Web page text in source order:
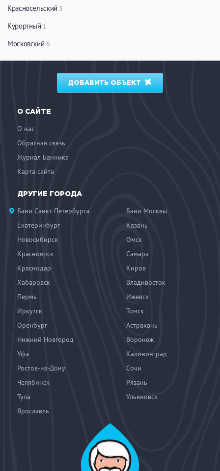
Красносельский 3
Курортный 1
Московский 6
ДОБАВИТЬ ОБЪЕКТ
О САЙТЕ
О нас
Обратная связь
Журнал Банника
Карта сайта
ДРУГИЕ ГОРОДА
Бани Санкт-Петербурга
Бани Москвы
Екатеринбург
Казань
Новосибирск
Омск
Красноярск
Самара
Краснодар
Киров
Хабаровск
Владивосток
Пермь
Ижевск
Иркутск
Томск
Оренбург
Астрахань
Нижний Новгород
Воронеж
Уфа
Калининград
Ростов-на-Дону
Сочи
Челябинск
Рязань
Тула
Ульяновск
Ярославль